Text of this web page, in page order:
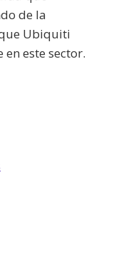
de la
Ubiquiti
este sector.